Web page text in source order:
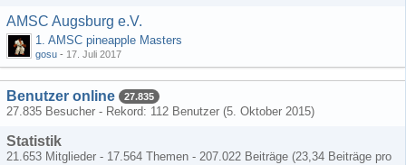
AMSC Augsburg e.V.
1. AMSC pineapple Masters
gosu - 17. Juli 2017
Benutzer online 27.835
27.835 Besucher - Rekord: 112 Benutzer (5. Oktober 2015)
Statistik
21.653 Mitglieder - 17.564 Themen - 207.022 Beiträge (23,34 Beiträge pro